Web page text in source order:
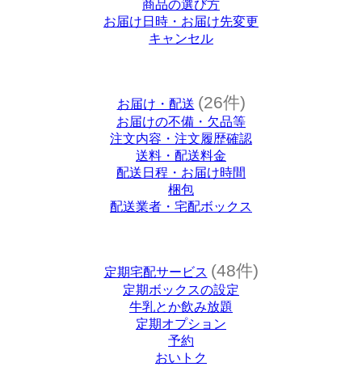
商品の選び方
お届け日時・お届け先変更
キャンセル
お届け・配送 (26件)
お届けの不備・欠品等
注文内容・注文履歴確認
送料・配送料金
配送日程・お届け時間
梱包
配送業者・宅配ボックス
定期宅配サービス (48件)
定期ボックスの設定
牛乳とか飲み放題
定期オプション
予約
おいトク